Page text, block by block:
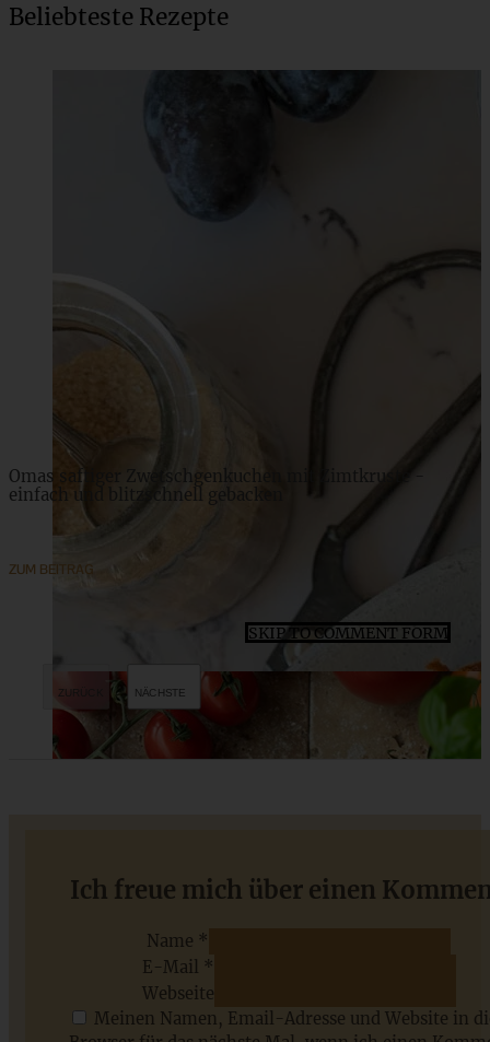
Saftige Kokos-Pistazien-Makronen
Nikolaus-Plätzchen – Santa Claus Cookies
Beliebteste Rezepte
Omas saftiger Zwetschgenkuchen mit Zimtkruste -
einfach und blitzschnell gebacken
ZUM BEITRAG
SKIP TO COMMENT FORM
Ich freue mich über einen
Name *
E-Mail *
Webseite
Meinen Namen, Email-Adresse und Website in